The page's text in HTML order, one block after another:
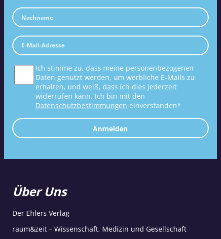
Ich stimme zu, dass meine personenbezogenen
Daten genutzt werden, um werbliche E-Mails zu
erhalten, und weiß, dass ich dies jederzeit
widerrufen kann. Ich bin mit den
Datenschutzbestimmungen einverstanden*
Anmelden
Über Uns
Der Ehlers Verlag
raum&zeit – Wissenschaft, Medizin und Gesellschaft